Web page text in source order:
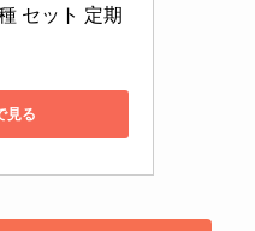
セット 定期
見る